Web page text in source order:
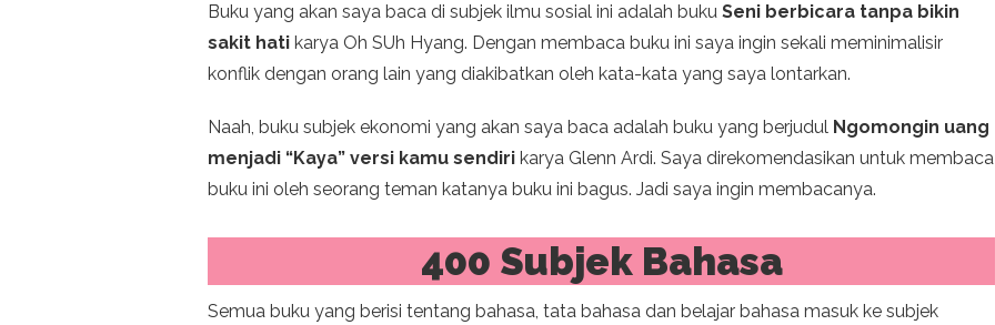
Buku yang akan saya baca di subjek ilmu sosial ini adalah buku Seni berbicara tanpa bikin
sakit hati karya Oh SUh Hyang. Dengan membaca buku ini saya ingin sekali meminimalisir
konflik dengan orang lain yang diakibatkan oleh kata-kata yang saya lontarkan.
Naah, buku subjek ekonomi yang akan saya baca adalah buku yang berjudul Ngomongin uang
menjadi “Kaya” versi kamu sendiri karya Glenn Ardi. Saya direkomendasikan untuk membaca
buku ini oleh seorang teman katanya buku ini bagus. Jadi saya ingin membacanya.
400 Subjek Bahasa
Semua buku yang berisi tentang bahasa, tata bahasa dan belajar bahasa masuk ke subjek